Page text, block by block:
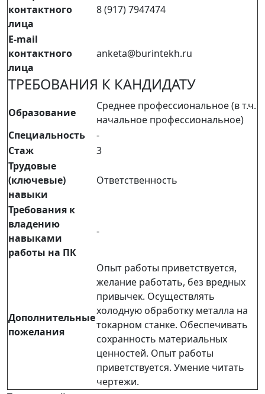
контактного
лица
8 (917) 7947474
E-mail
контактного
лица
anketa@burintekh.ru
ТРЕБОВАНИЯ К КАНДИДАТУ
Образование
Среднее профессиональное (в т.ч.
начальное профессиональное)
Специальность
-
Стаж
3
Трудовые
(ключевые)
навыки
Ответственность
Требования к
владению
навыками
работы на ПК
-
Дополнительные
пожелания
Опыт работы приветствуется,
желание работать, без вредных
привычек. Осуществлять
холодную обработку металла на
токарном станке. Обеспечивать
сохранность материальных
ценностей. Опыт работы
приветствуется. Умение читать
чертежи.